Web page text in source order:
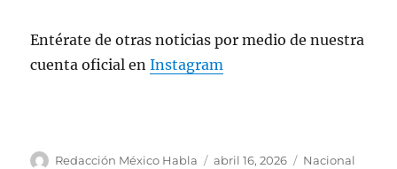
Entérate de otras noticias por medio de nuestra
cuenta oficial enInstagram
A
Redacción México Habla
P
abril 16, 2026
C
Nacional